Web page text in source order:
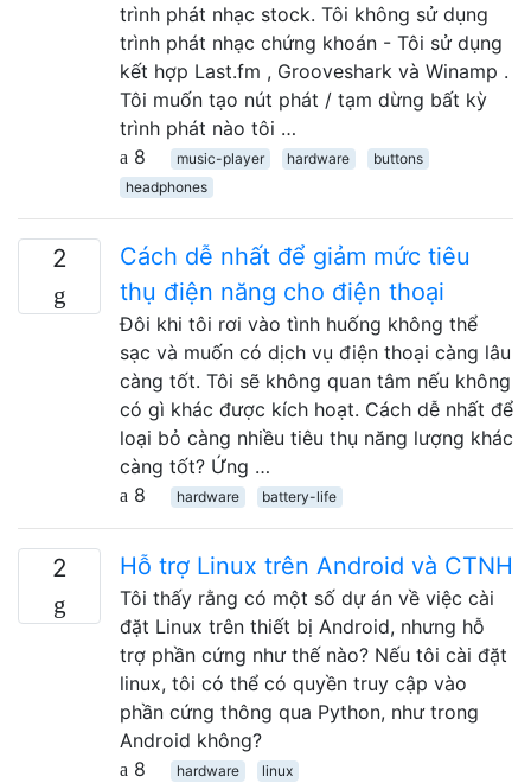
trình phát nhạc stock. Tôi không sử dụng
trình phát nhạc chứng khoán - Tôi sử dụng
kết hợp Last.fm , Grooveshark và Winamp .
Tôi muốn tạo nút phát / tạm dừng bất kỳ
trình phát nào tôi …
8
music-player hardware
buttons
headphones
2
Cách dễ nhất để giảm mức tiêu
thụ điện năng cho điện thoại
Đôi khi tôi rơi vào tình huống không thể
sạc và muốn có dịch vụ điện thoại càng lâu
càng tốt. Tôi sẽ không quan tâm nếu không
có gì khác được kích hoạt. Cách dễ nhất để
loại bỏ càng nhiều tiêu thụ năng lượng khác
càng tốt? Ứng …
8
hardware battery-life
2 Hỗ trợ Linux trên Android và CTNH
Tôi thấy rằng có một số dự án về việc cài
đặt Linux trên thiết bị Android, nhưng hỗ
trợ phần cứng như thế nào? Nếu tôi cài đặt
linux, tôi có thể có quyền truy cập vào
phần cứng thông qua Python, như trong
Android không?
8
hardware linux